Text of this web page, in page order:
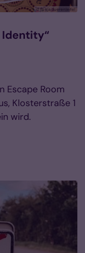
© fb kja dueren|eifel
Identity“
Escape Room
Klosterstraße 1
wird.